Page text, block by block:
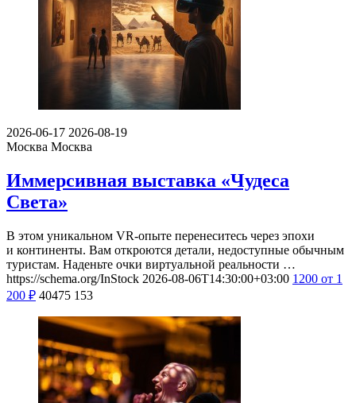
2026-06-17 2026-08-19
Москва Москва
Иммерсивная выставка «Чудеса
Света»
В этом уникальном VR-опыте перенеситесь через эпохи
и континенты. Вам откроются детали, недоступные обычным
туристам. Наденьте очки виртуальной реальности …
https://schema.org/InStock 2026-08-06T14:30:00+03:00 1200 от 1
200 ₽ 40475 153